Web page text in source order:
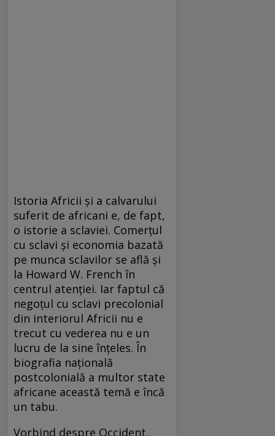
Istoria Africii și a calvarului
suferit de africani e, de fapt,
o istorie a sclaviei. Comerțul
cu sclavi și economia bazată
pe munca sclavilor se află și
la Howard W. French în
centrul atenției. Iar faptul că
negoțul cu sclavi precolonial
din interiorul Africii nu e
trecut cu vederea nu e un
lucru de la sine înțeles. În
biografia națională
postcolonială a multor state
africane această temă e încă
un tabu.
Vorbind despre Occident,